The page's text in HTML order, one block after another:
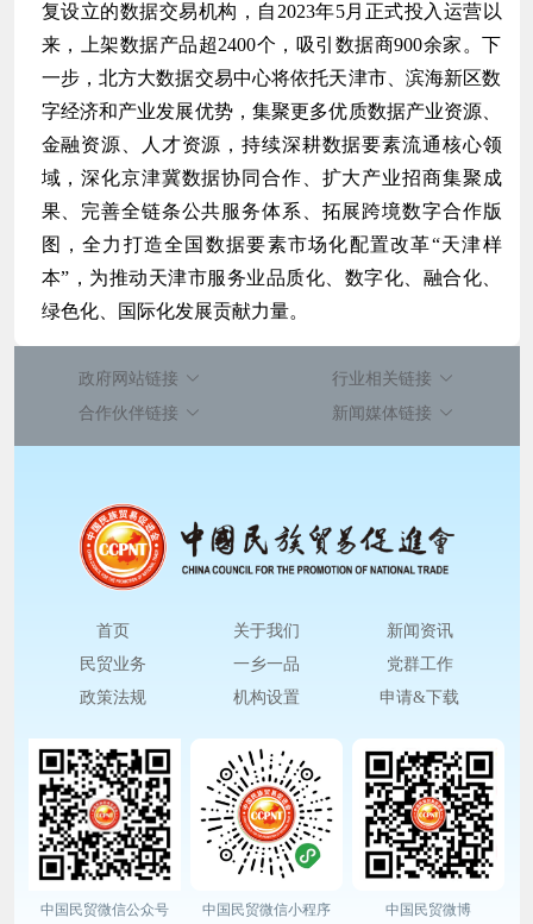
复设立的数据交易机构，自2023年5月正式投入运营以
来，上架数据产品超2400个，吸引数据商900余家。下
一步，北方大数据交易中心将依托天津市、滨海新区数
字经济和产业发展优势，集聚更多优质数据产业资源、
金融资源、人才资源，持续深耕数据要素流通核心领
域，深化京津冀数据协同合作、扩大产业招商集聚成
果、完善全链条公共服务体系、拓展跨境数字合作版
图，全力打造全国数据要素市场化配置改革“天津样
本”，为推动天津市服务业品质化、数字化、融合化、
绿色化、国际化发展贡献力量。
政府网站链接
行业相关链接
合作伙伴链接
新闻媒体链接
首页 关于我们
新闻资讯
民贸业务
一乡一品
党群工作
政策法规
机构设置 申请&下载
中国民贸微信公众号 中国民贸微信小程序 中国民贸微博